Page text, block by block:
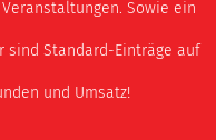
Sowie ein
sind Standard-Einträge auf
und Umsatz!